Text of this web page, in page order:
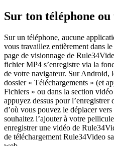
Sur ton téléphone
Sur un téléphone, aucune
vous travaillez entièrement dans
page de visionnage de
fichier MP4 s’enregistre via la
de votre navigateur. Sur Android,
dossier « Téléchargements » (et
Fichiers » ou dans la section
appuyez dessus pour
d’où vous pouvez le déplacer
souhaitez l’ajouter à votre
enregistrer une vidéo de
de téléchargement Rule34Video